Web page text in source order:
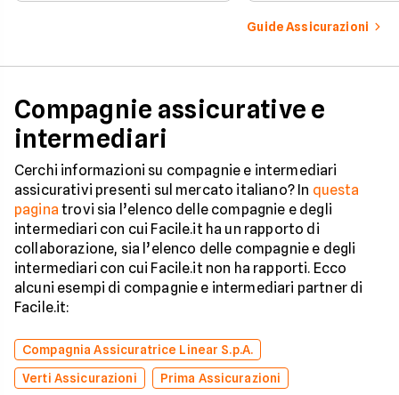
vincoli in totale sicurezza.
tutelare il tuo
Guide Assicurazioni
Compagnie assicurative e
intermediari
Cerchi informazioni su compagnie e intermediari
assicurativi presenti sul mercato italiano? In questa
pagina trovi sia l’elenco delle compagnie e degli
intermediari con cui Facile.it ha un rapporto di
collaborazione, sia l’elenco delle compagnie e degli
intermediari con cui Facile.it non ha rapporti. Ecco
alcuni esempi di compagnie e intermediari partner di
Facile.it:
Compagnia Assicuratrice Linear S.p.A.
Verti Assicurazioni
Prima Assicurazioni